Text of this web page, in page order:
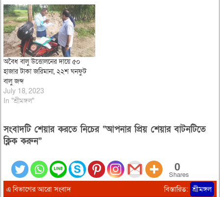
অবৈধ বালু উত্তোলনের দায়ে ৫০
হাজার টাকা জরিমানা, ২২শ ঘনফুট
বালু জব্দ
July 18, 2023
In "শ্রীমঙ্গল"
সংবাদটি শেয়ার করতে নিচের “আপনার প্রিয় শেয়ার বাটনটিতে
ক্লিক করুন”
0
Shares
এ বিভাগের আরো সংবাদ বিস্তারিত: শ্রীমঙ্গল